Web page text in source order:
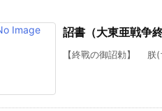
詔書（大東亜戦争
【終戰の御詔勅】 朕(